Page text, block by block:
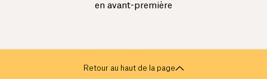
en avant-première
Retour au haut de la page